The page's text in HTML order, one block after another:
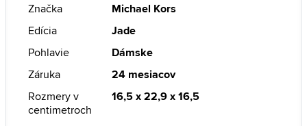
Značka
Michael Kors
Edícia
Jade
Pohlavie
Dámske
Záruka
24 mesiacov
Rozmery v
centimetroch
16,5 x 22,9 x 16,5